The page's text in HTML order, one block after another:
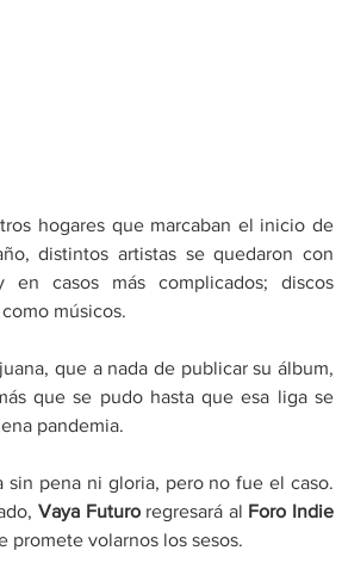
hogares que marcaban el inicio de
distintos artistas se quedaron con
en casos más complicados; discos
músicos.
que se pudo hasta que esa liga se
pandemia.
sin pena ni gloria, pero no fue el caso.
Vaya Futuro regresará al Foro Indie
volarnos los sesos.